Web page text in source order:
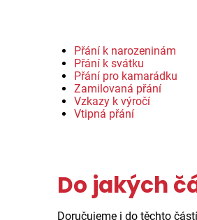
Přání k narozeninám
Přání k svátku
Přání pro kamarádku
Zamilovaná přání
Vzkazy k výročí
Vtipná přání
Do jakých
Doručujeme i do těchto